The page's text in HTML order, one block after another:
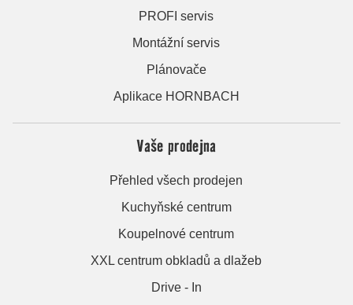
PROFI servis
Montážní servis
Plánovače
Aplikace HORNBACH
Vaše prodejna
Přehled všech prodejen
Kuchyňské centrum
Koupelnové centrum
XXL centrum obkladů a dlažeb
Drive - In